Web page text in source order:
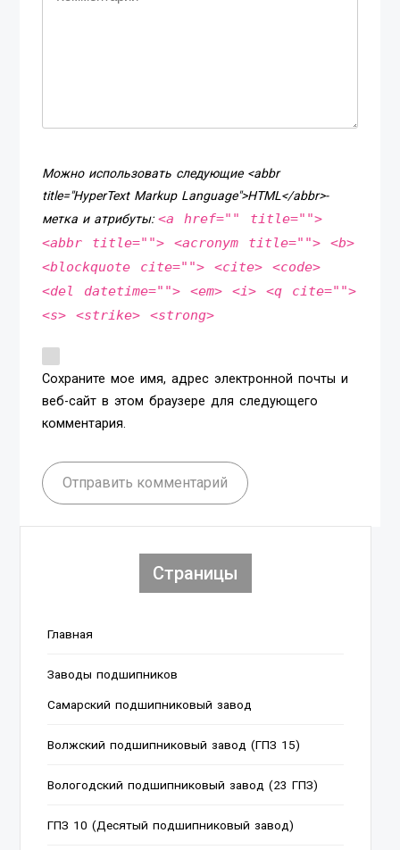
Можно использовать следующие <abbr
title="HyperText Markup Language">HTML</abbr>-
метка и атрибуты:<a href="" title="">
<abbr title=""> <acronym title=""> <b>
<blockquote cite=""> <cite> <code>
<del datetime=""> <em> <i> <q cite="">
<s> <strike> <strong>
Сохраните мое имя, адрес электронной почты и
веб-сайт в этом браузере для следующего
комментария.
Отправить комментарий
Страницы
Главная
Заводы подшипников
Cамарский подшипниковый завод
Волжский подшипниковый завод (ГПЗ 15)
Вологодский подшипниковый завод (23 ГПЗ)
ГПЗ 10 (Десятый подшипниковый завод)